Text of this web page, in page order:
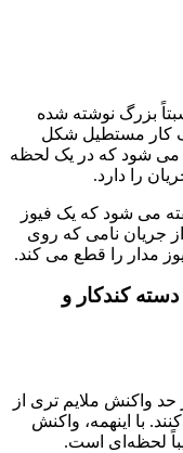
بزرگ نوشته شده
عدد در یک کار مستطیل شکل
می شود که در یک لحظه
را دارد.
می شود که یک فیوز
از جریان نامی که روی
مدار را قطع می کند.
کندکار و
حد واکنش ملایم تری از
با اینهمه، واکنش
لحظه‌ای است.